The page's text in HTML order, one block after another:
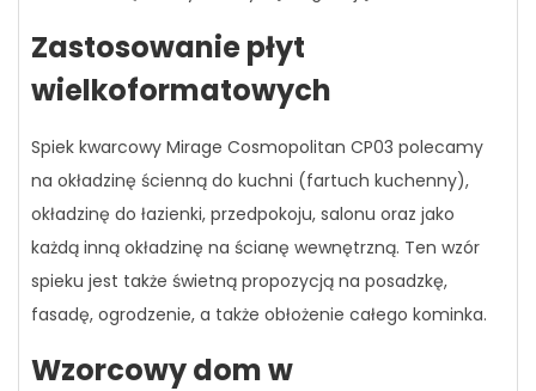
Zastosowanie płyt
wielkoformatowych
Spiek kwarcowy Mirage Cosmopolitan CP03 polecamy
na okładzinę ścienną do kuchni (fartuch kuchenny),
okładzinę do łazienki, przedpokoju, salonu oraz jako
każdą inną okładzinę na ścianę wewnętrzną. Ten wzór
spieku jest także świetną propozycją na posadzkę,
fasadę, ogrodzenie, a także obłożenie całego kominka.
Wzorcowy dom w